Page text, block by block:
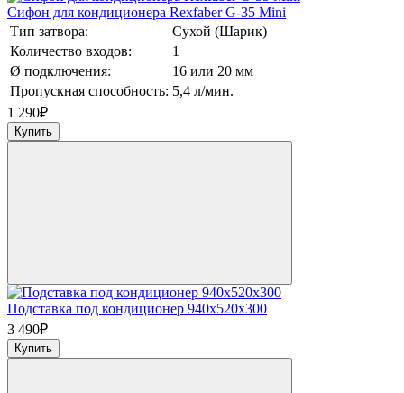
Сифон для кондиционера Rexfaber G-35 Mini
Тип затвора:
Сухой (Шарик)
Количество входов:
1
Ø подключения:
16 или 20 мм
Пропускная способность: 5,4 л/мин.
1 290₽
Купить
Подставка под кондиционер 940x520x300
3 490₽
Купить